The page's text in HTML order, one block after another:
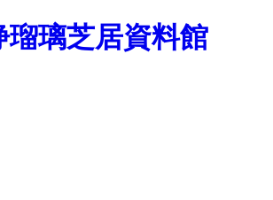
璃芝居資料館